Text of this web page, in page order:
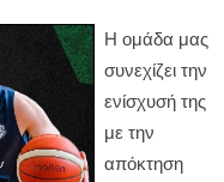
Η ομάδα μας
συνεχίζει την
ενίσχυσή της
με την
απόκτηση